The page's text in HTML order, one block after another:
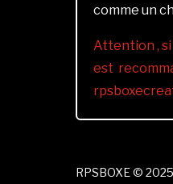
comme un
Attention , si
est
RPSBOXE © 2025